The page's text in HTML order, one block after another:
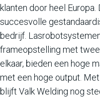
klanten door heel
succesvolle
bedrijf.
frameopstelling met
elkaar, bieden een hoge
met een hoge output.
blijft Valk Welding nog